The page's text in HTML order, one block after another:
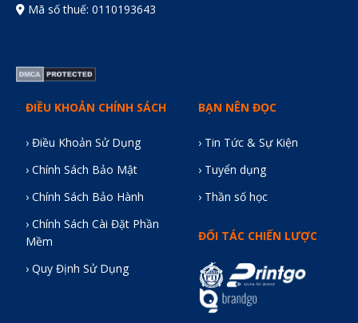
Mã số thuế: 0110193643
ĐIỀU KHOẢN CHÍNH SÁCH
› Điều Khoản Sử Dụng
› Chính Sách Bảo Mật
› Chính Sách Bảo Hành
› Chính Sách Cài Đặt Phần
Mềm
› Quy Định Sử Dụng
BẠN NÊN ĐỌC
› Tin Tức & Sự Kiện
› Tuyển dụng
› Thần số học
ĐỐI TÁC CHIẾN LƯỢC